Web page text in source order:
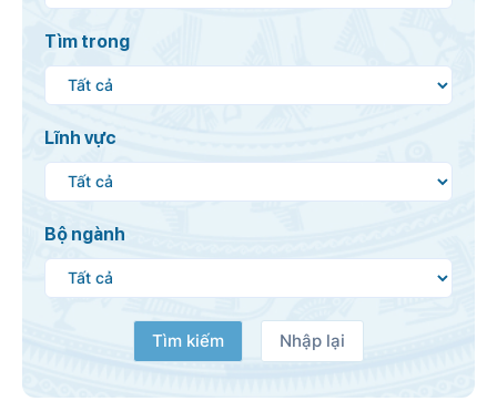
Tìm trong
Lĩnh vực
Bộ ngành
Tìm kiếm Nhập lại